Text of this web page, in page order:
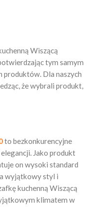
Wiszącą
tym samym
produktów. Dla naszych
że wybrali produkt,
to bezkonkurencyjne
Jako produkt
on wysoki standard
wyjątkowy styl i
kuchenną Wiszącą
klimatem w